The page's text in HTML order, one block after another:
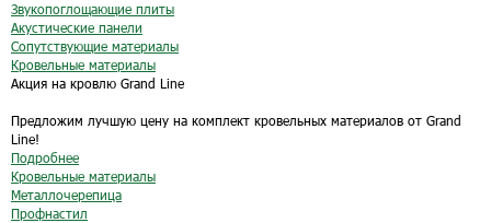
Звукопоглощающие плиты
Акустические панели
Сопутствующие материалы
Кровельные материалы
Акция на кровлю Grand Line
Предложим лучшую цену на комплект кровельных материалов от Grand
Line!
Подробнее
Кровельные материалы
Металлочерепица
Профнастил